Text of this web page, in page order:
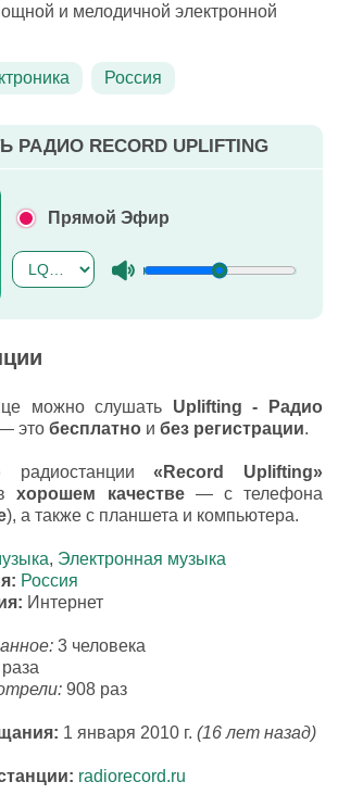
и мелодичной электронной
Россия
РАДИО RECORD UPLIFTING
Прямой Эфир
можно слушать Uplifting - Радио
это бесплатно и без регистрации.
радиостанции«Record Uplifting»
хорошем качестве— с телефона
), а также с планшета и компьютера.
, Электронная музыка
Россия
Интернет
3 человека
908 раз
1 января 2010 г. (16 лет назад)
radiorecord.ru